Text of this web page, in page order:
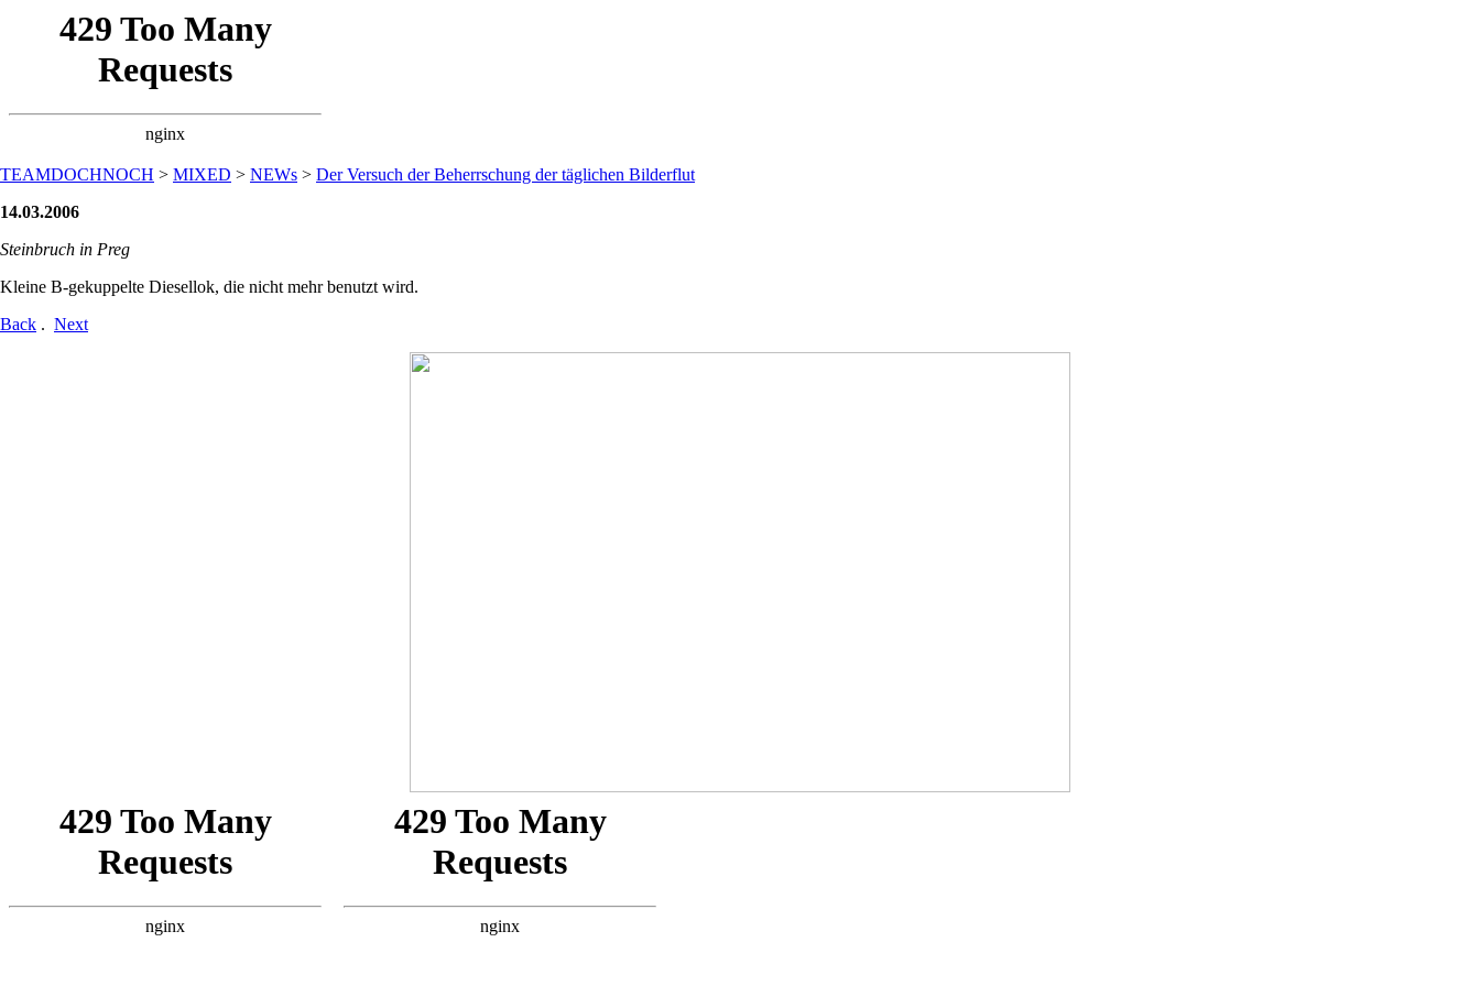
TEAMDOCHNOCH > MIXED > NEWs > Der Versuch der Beherrschung der täglichen Bilderflut
14.03.2006
Steinbruch in Preg
Kleine B-gekuppelte Diesellok, die nicht mehr benutzt wird.
Back . Next